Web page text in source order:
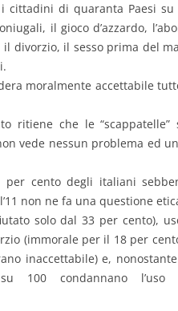
cittadini di quaranta Paesi su
il gioco d’azzardo,
il divorzio, il sesso prima del
moralmente accettabile
ritiene che le “scappatelle”
vede nessun problema ed
per cento degli italiani
non ne fa una questione
solo dal 33 per cento),
(immorale per il 18 per
inaccettabile) e,
100 condannano l’uso